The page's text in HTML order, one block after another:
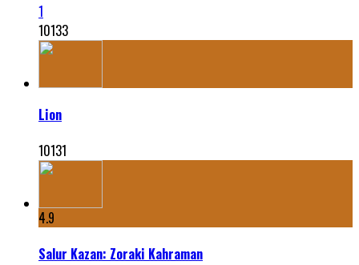
1
10133
Lion
10131
4.9
Salur Kazan: Zoraki Kahraman